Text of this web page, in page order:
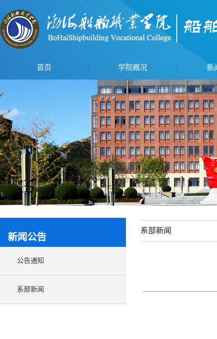
首页 学院概况 新
新闻公告
公告通知
系部新闻
系部新闻